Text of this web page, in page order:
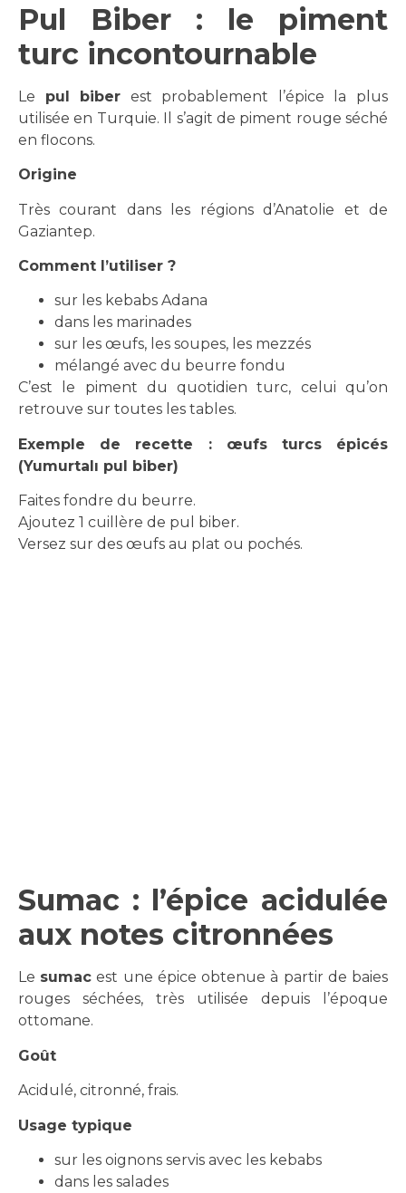
Pul Biber : le piment
turc incontournable
Le pul biber est probablement l’épice la plus
utilisée en Turquie. Il s’agit de piment rouge séché
en flocons.
Origine
Très courant dans les régions d’Anatolie et de
Gaziantep.
Comment l’utiliser ?
sur les kebabs Adana
dans les marinades
sur les œufs, les soupes, les mezzés
mélangé avec du beurre fondu
C’est le piment du quotidien turc, celui qu’on
retrouve sur toutes les tables.
Exemple de recette : œufs turcs épicés
(Yumurtalı pul biber)
Faites fondre du beurre.
Ajoutez 1 cuillère de pul biber.
Versez sur des œufs au plat ou pochés.
Sumac : l’épice acidulée
aux notes citronnées
Le sumac est une épice obtenue à partir de baies
rouges séchées, très utilisée depuis l’époque
ottomane.
Goût
Acidulé, citronné, frais.
Usage typique
sur les oignons servis avec les kebabs
dans les salades